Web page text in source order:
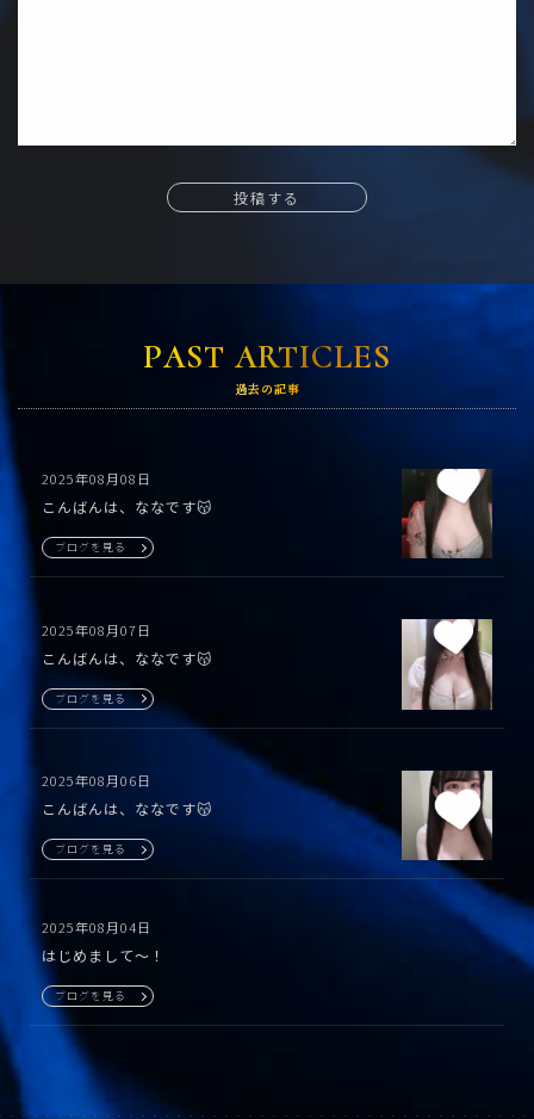
投稿する
PAST ARTICLES
過去の記事
2025年08月08日
こんばんは、ななです😽
ブログを見る
2025年08月07日
こんばんは、ななです😽
ブログを見る
2025年08月06日
こんばんは、ななです😽
ブログを見る
2025年08月04日
はじめまして〜！
ブログを見る